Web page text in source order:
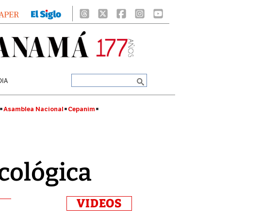
Asamblea Nacional Cepanim
VIDEOS